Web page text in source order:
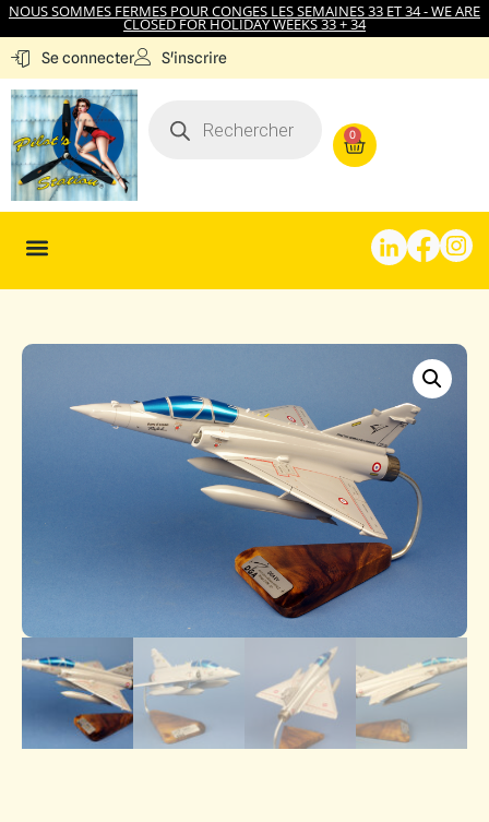
NOUS SOMMES FERMES POUR CONGES LES SEMAINES 33 ET 34 - WE ARE
CLOSED FOR HOLIDAY WEEKS 33 + 34
Se connecter S'inscrire
0